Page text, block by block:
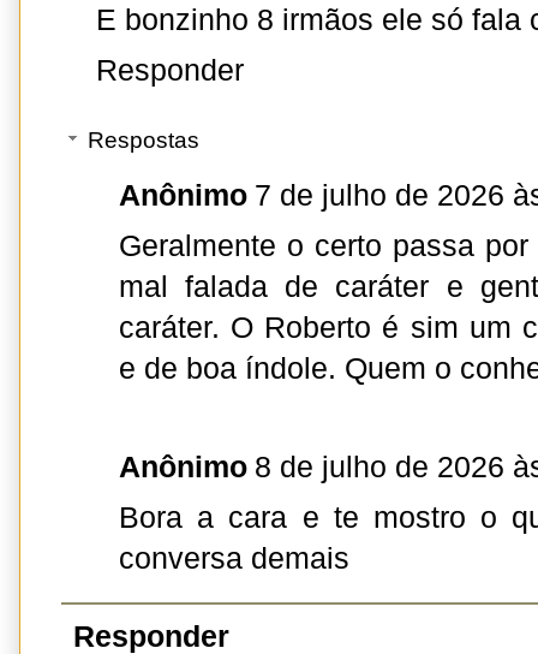
E bonzinho 8 irmãos ele só fala
Responder
Respostas
Anônimo 7 de julho de 2026
Geralmente o certo passa
mal falada de caráter e
caráter. O Roberto é sim um
e de boa índole. Quem o
Anônimo 8 de julho de 2026
Bora a cara e te mostro o
conversa demais
Responder